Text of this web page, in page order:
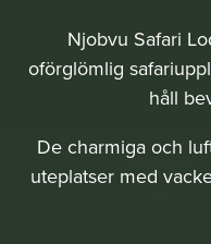
Njobvu Safari
oförglömlig
håll
De charmiga och
uteplatser med